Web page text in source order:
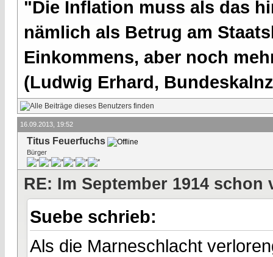
"Die Inflation muss als das
nämlich als Betrug am
Einkommens, aber noch
(Ludwig Erhard,
16.09.2013, 19:52
Titus Feuerfuchs
Bürger
RE: Im September 1914 schon
Suebe schrieb:
Als die Marneschlacht